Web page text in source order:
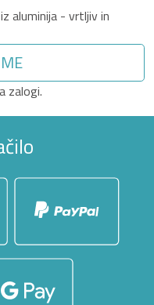
aluminija - vrtljiv in
zalogi.